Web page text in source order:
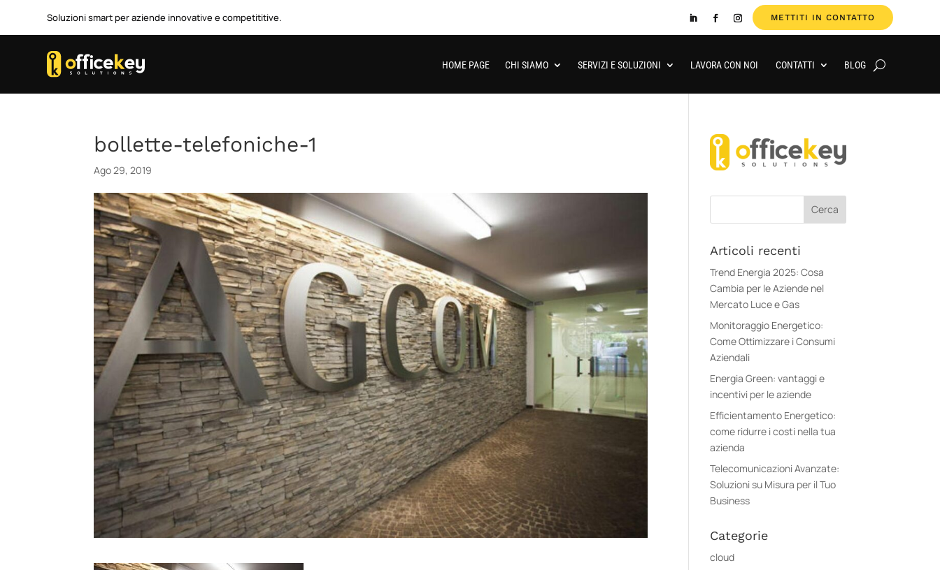
Soluzioni smart per aziende innovative e competititive. METTITI IN CONTATTO
HOME PAGE CHI SIAMO SERVIZI E SOLUZIONI LAVORA CON NOI CONTATTI BLOG
bollette-telefoniche-1
Ago 29, 2019
Articoli recenti
Trend Energia 2025: Cosa
Cambia per le Aziende nel
Mercato Luce e Gas
Monitoraggio Energetico:
Come Ottimizzare i Consumi
Aziendali
Energia Green: vantaggi e
incentivi per le aziende
Efficientamento Energetico:
come ridurre i costi nella tua
azienda
Telecomunicazioni Avanzate:
Soluzioni su Misura per il Tuo
Business
Categorie
cloud